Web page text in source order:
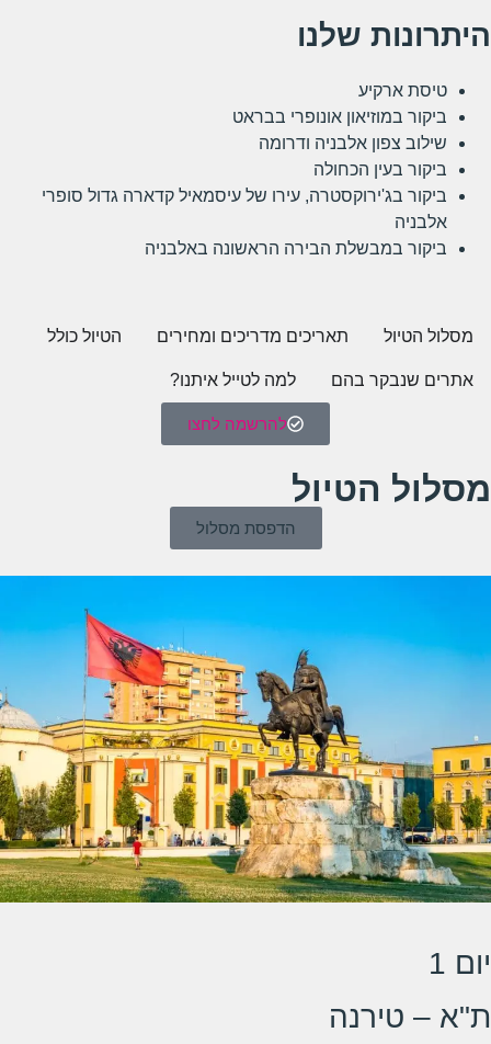
היתרונות שלנו
טיסת ארקיע
ביקור במוזיאון אונופרי בבראט
שילוב צפון אלבניה ודרומה
ביקור בעין הכחולה
ביקור בג'ירוקסטרה, עירו של עיסמאיל קדארה גדול סופרי
אלבניה
ביקור במבשלת הבירה הראשונה באלבניה
מסלול הטיול תאריכים מדריכים ומחירים הטיול כולל
אתרים שנבקר בהם למה לטייל איתנו?
להרשמה לחצו
מסלול הטיול
הדפסת מסלול
יום 1
ת"א – טירנה